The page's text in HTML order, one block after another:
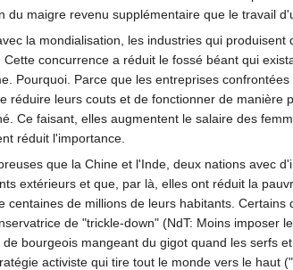
du maigre revenu supplémentaire que le travail
la mondialisation, les industries qui
concurrence a réduit le fossé béant qui
Pourquoi. Parce que les entreprises
réduire leurs couts et de fonctionner de
Ce faisant, elles augmentent le salaire des
réduit l'importance.
que la Chine et l'Inde, deux nations avec
extérieurs et que, par là, elles ont réduit la
centaines de millions de leurs habitants.
de "trickle-down" (NdT: Moins
bourgeois mangeant du gigot quand les serfs
activiste qui tire tout le monde vers le haut